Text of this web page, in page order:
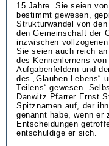
15 Jahre. Sie seien
bestimmt gewesen,
Strukturwandel von
den Gemeinschaft der
inzwischen
Sie seien auch reich an
des Kennenlernens
Aufgabenfeldern und
des „Glauben Lebens“
Teilens“ gewesen.
Danwitz Pfarrer Ernst
Spitznamen auf, der
genannt habe, wenn er
Entscheidungen
entschuldige er sich.